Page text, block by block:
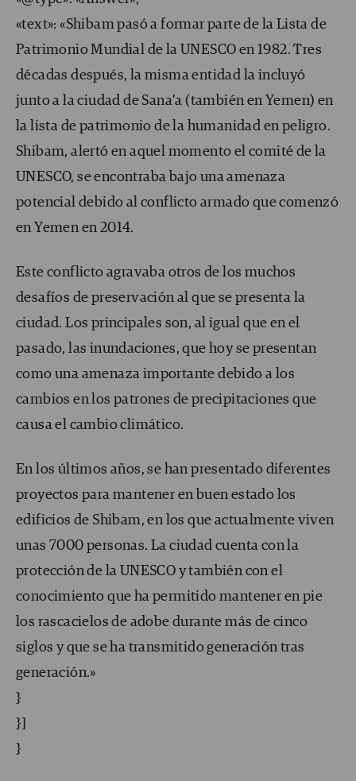
«text»: «Shibam pasó a formar parte de la Lista de
Patrimonio Mundial de la UNESCO en 1982. Tres
décadas después, la misma entidad la incluyó
junto a la ciudad de Sana’a (también en Yemen) en
la lista de patrimonio de la humanidad en peligro.
Shibam, alertó en aquel momento el comité de la
UNESCO, se encontraba bajo una amenaza
potencial debido al conflicto armado que comenzó
en Yemen en 2014.
Este conflicto agravaba otros de los muchos
desafíos de preservación al que se presenta la
ciudad. Los principales son, al igual que en el
pasado, las inundaciones, que hoy se presentan
como una amenaza importante debido a los
cambios en los patrones de precipitaciones que
causa el cambio climático.
En los últimos años, se han presentado diferentes
proyectos para mantener en buen estado los
edificios de Shibam, en los que actualmente viven
unas 7000 personas. La ciudad cuenta con la
protección de la UNESCO y también con el
conocimiento que ha permitido mantener en pie
los rascacielos de adobe durante más de cinco
siglos y que se ha transmitido generación tras
generación.»
}
}]
}